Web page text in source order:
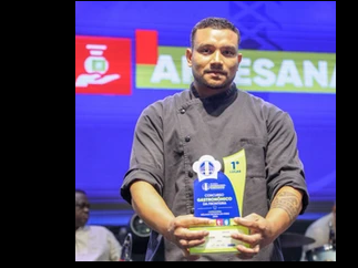
à representante do Ministério
Público Eleitoral são o ponto central
da contestação protocolada no
último domingo (2), que rebate as
três medidas que pedem o
indeferimento de seu registro de
candidatura — duas im